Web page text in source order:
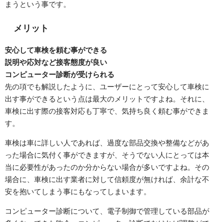
まうという事です。
メリット
安心して車検を頼む事ができる
説明や応対など接客態度が良い
コンピューター診断が受けられる
先の項でも解説したように、ユーザーにとって安心して車検に
出す事ができるという点は最大のメリットですよね。それに、
車検に出す際の接客対応も丁寧で、気持ち良く頼む事ができま
す。
車検は車に詳しい人であれば、過度な部品交換や整備などがあ
った場合に気付く事ができますが、そうでない人にとっては本
当に必要性があったのか分からない場合が多いですよね。その
場合に、車検に出す業者に対して信頼度が無ければ、余計な不
安を抱いてしまう事にもなってしまいます。
コンピューター診断について、電子制御で管理している部品が